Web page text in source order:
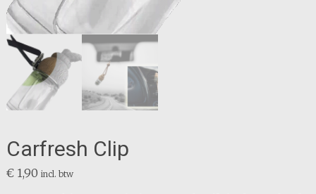
Carfresh Clip
€1,90 incl. btw